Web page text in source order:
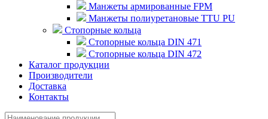
Манжеты армированные FPM
Манжеты полиуретановые TTU PU
Стопорные кольца
Стопорные кольца DIN 471
Стопорные кольца DIN 472
Каталог продукции
Производители
Доставка
Контакты